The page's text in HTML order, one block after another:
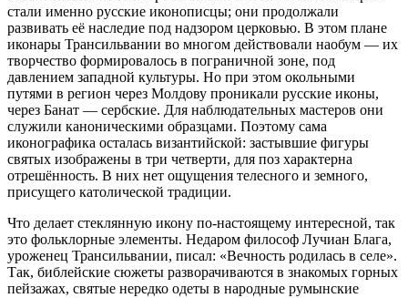
стали именно русские иконописцы; они продолжали
развивать её наследие под надзором церковью. В этом плане
иконары Трансильвании во многом действовали наобум — их
творчество формировалось в пограничной зоне, под
давлением западной культуры. Но при этом окольными
путями в регион через Молдову проникали русские иконы,
через Банат — сербские. Для наблюдательных мастеров они
служили каноническими образцами. Поэтому сама
иконографика осталась византийской: застывшие фигуры
святых изображены в три четверти, для поз характерна
отрешённость. В них нет ощущения телесного и земного,
присущего католической традиции.
Что делает стеклянную икону по-настоящему интересной, так
это фольклорные элементы. Недаром философ Лучиан Блага,
уроженец Трансильвании, писал: «Вечность родилась в селе».
Так, библейские сюжеты разворачиваются в знакомых горных
пейзажах, святые нередко одеты в народные румынские